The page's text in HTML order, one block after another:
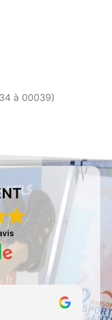
à 00039)